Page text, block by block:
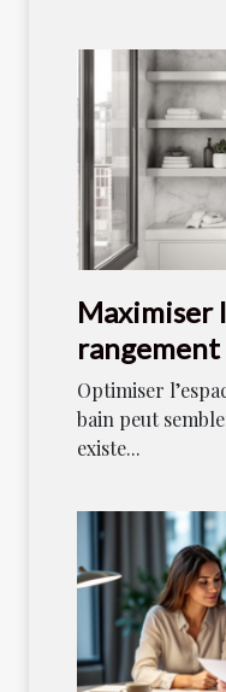
Maximiser
salles de
Optimiser
bain peut
existe...